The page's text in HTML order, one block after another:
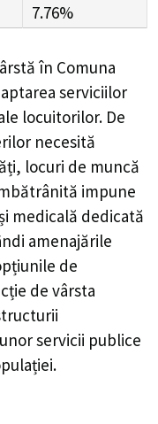
7.76%
în Comuna
serviciilor
locuitorilor. De
necesită
locuri de muncă
impune
medicală dedicată
amenajările
de
de vârsta
servicii publice